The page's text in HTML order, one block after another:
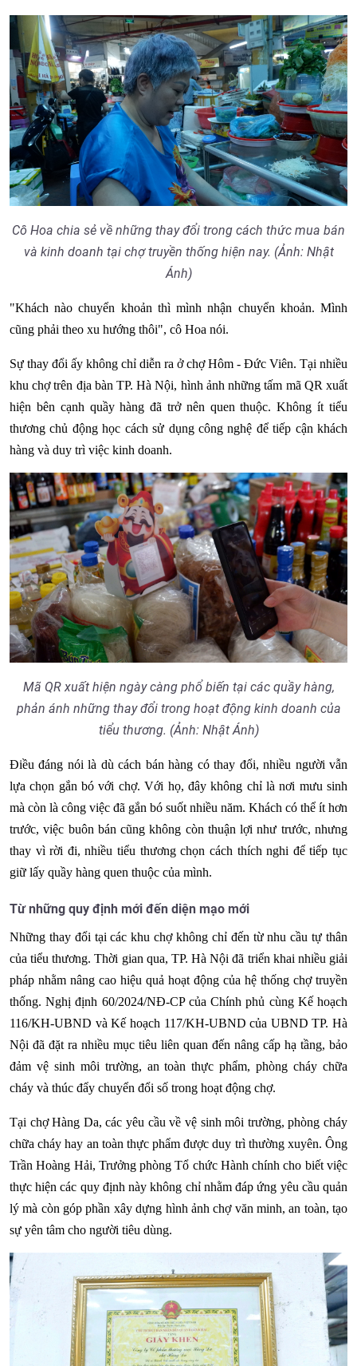
Cô Hoa chia sẻ về những thay đổi trong cách thức mua bán
và kinh doanh tại chợ truyền thống hiện nay. (Ảnh: Nhật
Ánh)
"Khách nào chuyển khoản thì mình nhận chuyển khoản. Mình
cũng phải theo xu hướng thôi", cô Hoa nói.
Sự thay đổi ấy không chỉ diễn ra ở chợ Hôm - Đức Viên. Tại nhiều
khu chợ trên địa bàn TP. Hà Nội, hình ảnh những tấm mã QR xuất
hiện bên cạnh quầy hàng đã trở nên quen thuộc. Không ít tiểu
thương chủ động học cách sử dụng công nghệ để tiếp cận khách
hàng và duy trì việc kinh doanh.
Mã QR xuất hiện ngày càng phổ biến tại các quầy hàng,
phản ánh những thay đổi trong hoạt động kinh doanh của
tiểu thương. (Ảnh: Nhật Ánh)
Điều đáng nói là dù cách bán hàng có thay đổi, nhiều người vẫn
lựa chọn gắn bó với chợ. Với họ, đây không chỉ là nơi mưu sinh
mà còn là công việc đã gắn bó suốt nhiều năm. Khách có thể ít hơn
trước, việc buôn bán cũng không còn thuận lợi như trước, nhưng
thay vì rời đi, nhiều tiểu thương chọn cách thích nghi để tiếp tục
giữ lấy quầy hàng quen thuộc của mình.
Từ những quy định mới đến diện mạo mới
Những thay đổi tại các khu chợ không chỉ đến từ nhu cầu tự thân
của tiểu thương. Thời gian qua, TP. Hà Nội đã triển khai nhiều giải
pháp nhằm nâng cao hiệu quả hoạt động của hệ thống chợ truyền
thống. Nghị định 60/2024/NĐ-CP của Chính phủ cùng Kế hoạch
116/KH-UBND và Kế hoạch 117/KH-UBND của UBND TP. Hà
Nội đã đặt ra nhiều mục tiêu liên quan đến nâng cấp hạ tầng, bảo
đảm vệ sinh môi trường, an toàn thực phẩm, phòng cháy chữa
cháy và thúc đẩy chuyển đổi số trong hoạt động chợ.
Tại chợ Hàng Da, các yêu cầu về vệ sinh môi trường, phòng cháy
chữa cháy hay an toàn thực phẩm được duy trì thường xuyên. Ông
Trần Hoàng Hải, Trưởng phòng Tổ chức Hành chính cho biết việc
thực hiện các quy định này không chỉ nhằm đáp ứng yêu cầu quản
lý mà còn góp phần xây dựng hình ảnh chợ văn minh, an toàn, tạo
sự yên tâm cho người tiêu dùng.